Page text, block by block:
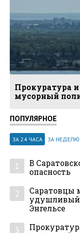
Прокуратура и
мусорный
ПОПУЛЯРНОЕ
ЗА 24 ЧАСА ЗА НЕДЕЛЮ
1
В
опасность
2
Саратовцы
удушливый
Энгельсе
3